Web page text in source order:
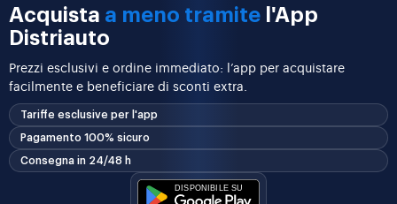
Acquista a meno tramite l'App
Distriauto
Prezzi esclusivi e ordine immediato: l’app per acquistare
facilmente e beneficiare di sconti extra.
Tariffe esclusive per l'app
Pagamento 100% sicuro
Consegna in 24/48 h